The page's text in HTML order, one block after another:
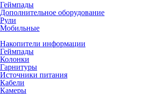
Геймпады
Дополнительное оборудование
Рули
Мобильные
Накопители информации
Геймпады
Колонки
Гарнитуры
Источники питания
Кабели
Камеры